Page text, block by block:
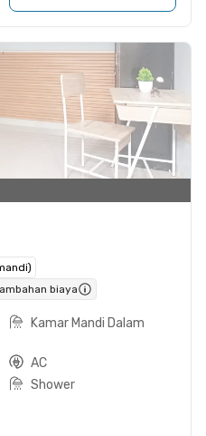
biaya
Kamar Mandi Dalam
AC
Shower